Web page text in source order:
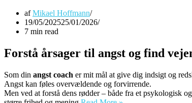
afMikael Hoffmann
19/05/202525/01/2026
7 min read
Forstå årsager til angst og find
Som din angst coach er mit mål at give dig indsigt og
Angst kan føles overvældende og forvirrende.
Men ved at forstå dens rødder – både fra et psykologisk